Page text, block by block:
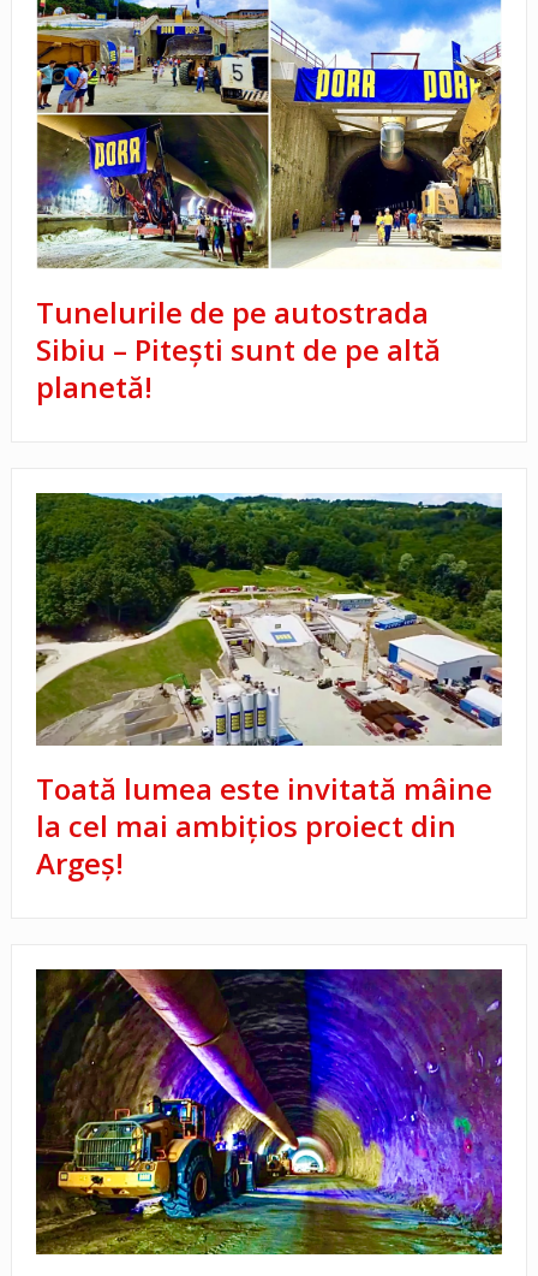
Tunelurile de pe autostrada
Sibiu – Pitești sunt de pe altă
planetă!
Toată lumea este invitată mâine
la cel mai ambițios proiect din
Argeș!